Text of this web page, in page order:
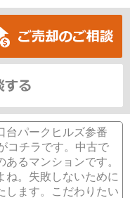
台パークヒルズ参番
コチラです。中古で
るマンションです。
ね。失敗しないために
します。こだわりたい